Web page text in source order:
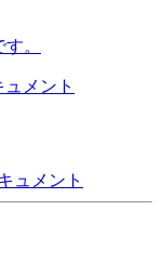
。
ュメント
ュメント